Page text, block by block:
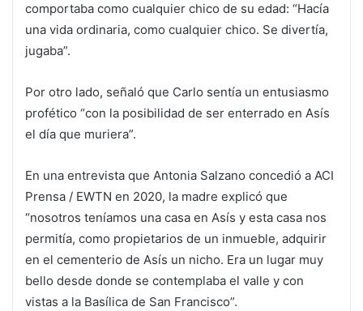
comportaba como cualquier chico de su edad: “Hacía
una vida ordinaria, como cualquier chico. Se divertía,
jugaba”.
Por otro lado, señaló que Carlo sentía un entusiasmo
profético “con la posibilidad de ser enterrado en Asís
el día que muriera”.
En una entrevista que Antonia Salzano concedió a ACI
Prensa / EWTN en 2020, la madre explicó que
“nosotros teníamos una casa en Asís y esta casa nos
permitía, como propietarios de un inmueble, adquirir
en el cementerio de Asís un nicho. Era un lugar muy
bello desde donde se contemplaba el valle y con
vistas a la Basílica de San Francisco”.